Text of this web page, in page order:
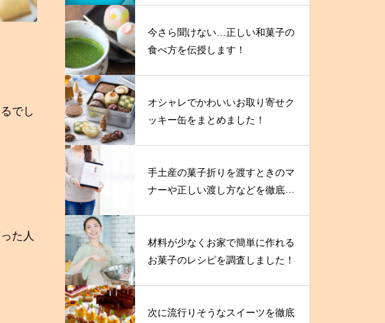
でし
た人
今さら聞けない…正しい和菓子の
食べ方を伝授します！
オシャレでかわいいお取り寄せク
ッキー缶をまとめました！
手土産の菓子折りを渡すときのマ
ナーや正しい渡し方などを徹底解
材料が少なくお家で簡単に作れる
お菓子のレシピを調査しました！
次に流行りそうなスイーツを徹底